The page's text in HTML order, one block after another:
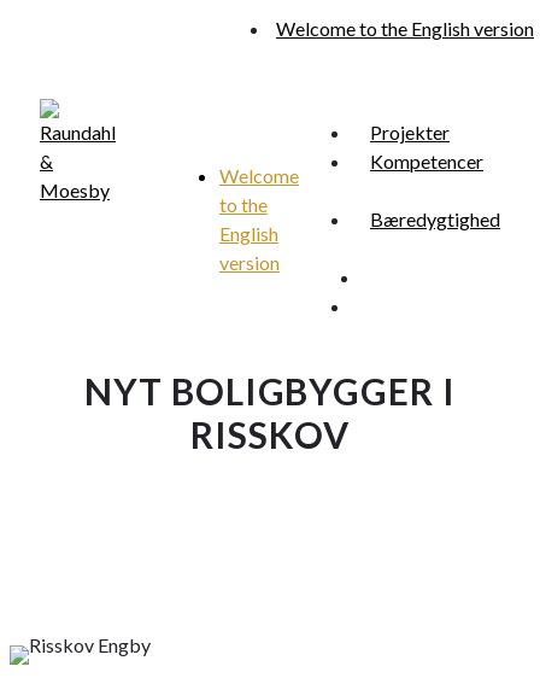
content
Welcome
to the
English
version
Projekter
Kompetencer
Bæredygtighed
Welcome to the English version
NYT BOLIGBYGGER I
RISSKOV